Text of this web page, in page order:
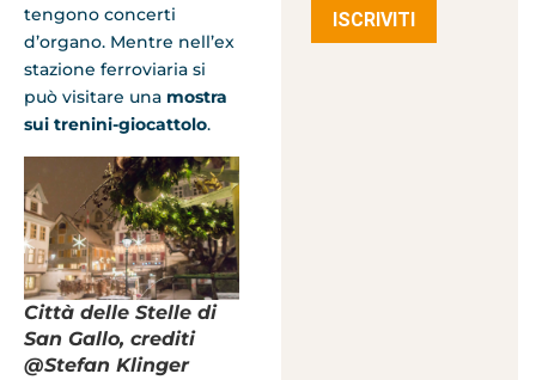
tengono concerti
d’organo. Mentre nell’ex
stazione ferroviaria si
può visitare una mostra
sui trenini-giocattolo.
Città delle Stelle di
San Gallo, crediti
@Stefan Klinger
ISCRIVITI